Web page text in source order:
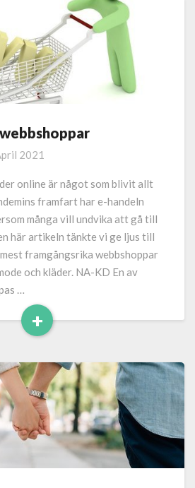
2021
online är något som blivit allt
framfart har e-handeln
många vill undvika att gå till
här artikeln tänkte vi ge ljus till
framgångsrika webbshoppar
och kläder. NA-KD En av
…
+
Read